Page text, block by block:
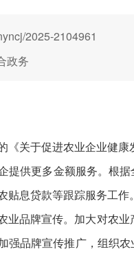
2025-2104961
政务
关于促进农业企业健康
供更多金额服务。根据
贴息贷款等跟踪服务工作。
品牌宣传。加大对农业
强品牌宣传推广，组织